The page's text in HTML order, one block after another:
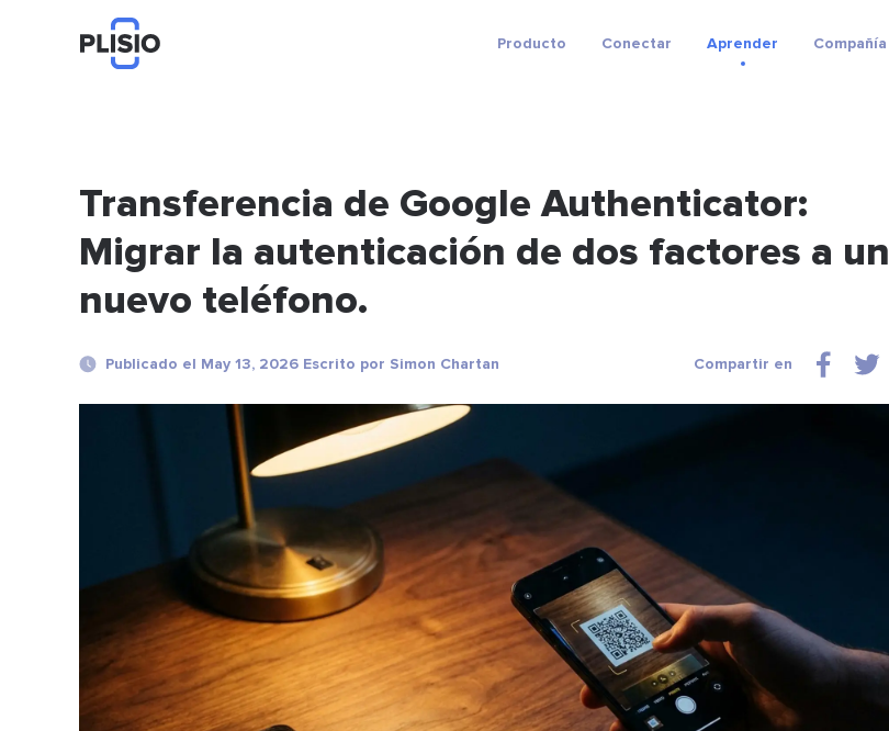
Producto Conectar Aprender Compañía
Transferencia de Google Authenticator:
Migrar la autenticación de dos factores a un
nuevo teléfono.
Publicado el May 13, 2026 Escrito por Simon Chartan Compartir en